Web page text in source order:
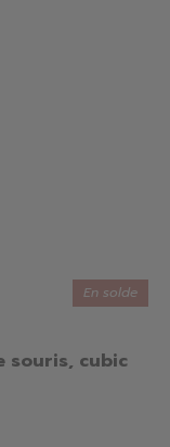
En solde
souris, cubic